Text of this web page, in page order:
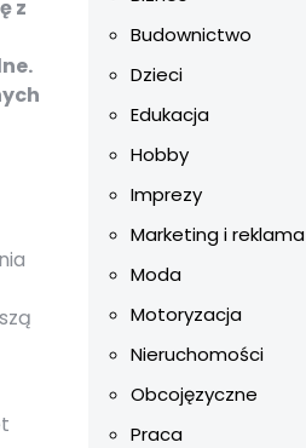
z
Budownictwo
Dzieci
Edukacja
Hobby
Imprezy
Marketing i reklama
Moda
Motoryzacja
Nieruchomości
Obcojęzyczne
Praca